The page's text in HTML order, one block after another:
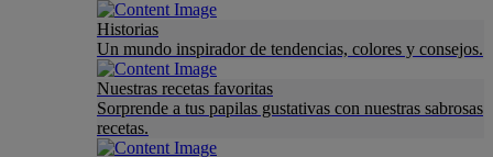
Historias
Un mundo inspirador de tendencias, colores y consejos.
Nuestras recetas favoritas
Sorprende a tus papilas gustativas con nuestras sabrosas
recetas.